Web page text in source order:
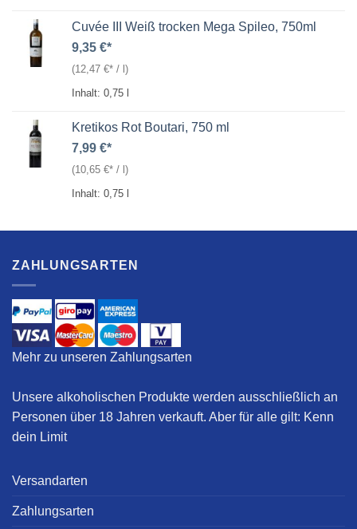
Cuvée III Weiß trocken Mega Spileo, 750ml
9,35 €
(12,47 € / )
Inhalt: 0,75
Kretikos Rot Boutari, 750 ml
7,99 €
(10,65 € / )
Inhalt: 0,75 l
ZAHLUNGSARTEN
Mehr zu unseren Zahlungsarten
Unsere alkoholischen Produkte werden ausschließlich an
Personen über 18 Jahren verkauft. Aber für alle gilt: Kenn
dein Limit
Versandarten
Zahlungsarten